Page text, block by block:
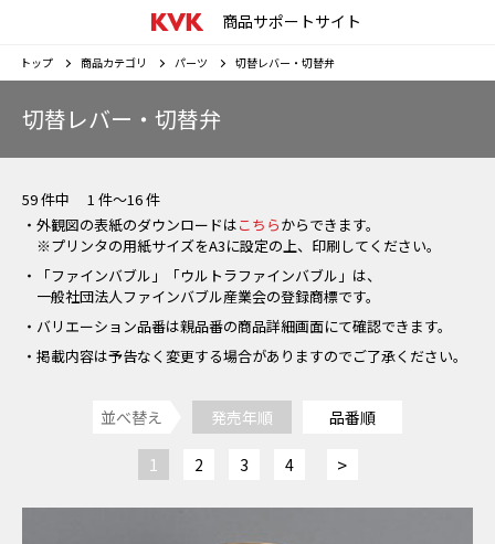
商品サポートサイト
トップ 商品カテゴリ パーツ 切替レバー・切替弁
切替レバー・切替弁
59 件中 1 件～16 件
・外観図の表紙のダウンロードはこちらからできます。
※プリンタの用紙サイズをA3に設定の上、印刷してください。
・「ファインバブル」「ウルトラファインバブル」は、
一般社団法人ファインバブル産業会の登録商標です。
・バリエーション品番は親品番の商品詳細画面にて確認できます。
・掲載内容は予告なく変更する場合がありますのでご了承ください。
並べ替え 発売年順 品番順
1 2 3 4 >